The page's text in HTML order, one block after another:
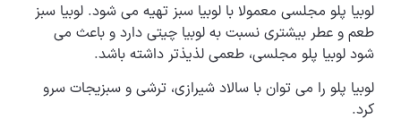
لوبیا پلو مجلسی معمولا با لوبیا سبز تهیه می شود. لوبیا سبز
طعم و عطر بیشتری نسبت به لوبیا چیتی دارد و باعث می
شود لوبیا پلو مجلسی، طعمی لذیذتر داشته باشد.
لوبیا پلو را می توان با سالاد شیرازی، ترشی و سبزیجات سرو
کرد.